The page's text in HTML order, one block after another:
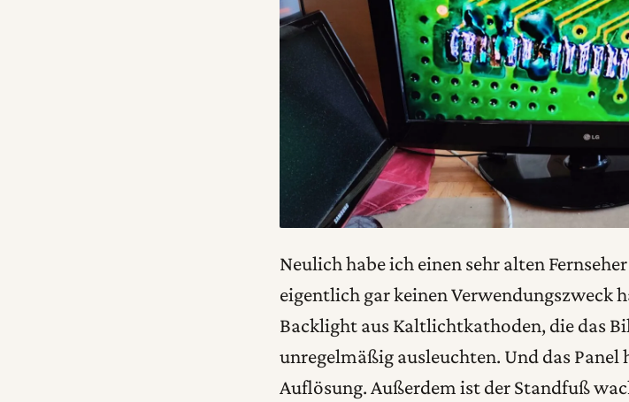
Neulich habe ich einen sehr alten
eigentlich gar keinen Verwendungszweck
Backlight aus Kaltlichtkathoden, die das
unregelmäßig ausleuchten. Und das
Auflösung. Außerdem ist der Standfuß